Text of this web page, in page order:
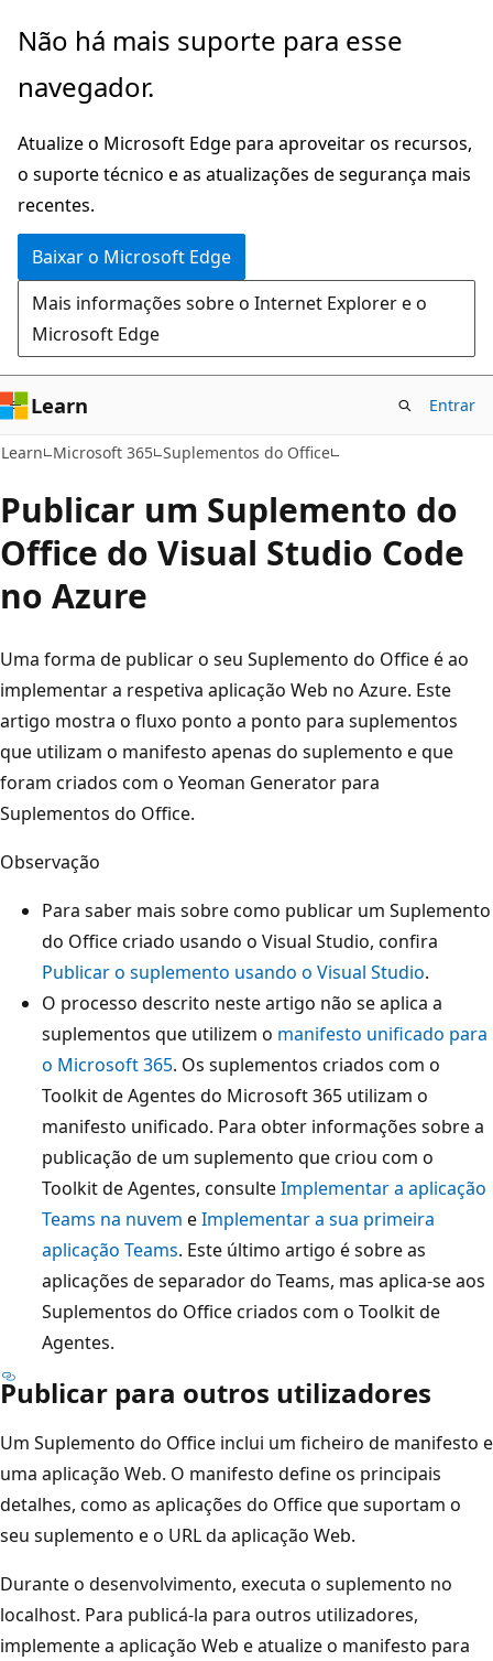
Pular
o
principal
Não há mais suporte para esse
navegador.
Atualize o Microsoft Edge para aproveitar os recursos,
o suporte técnico e as atualizações de segurança mais
recentes.
Baixar o Microsoft Edge
Mais informações sobre o Internet Explorer e o
Microsoft Edge
Learn Entrar
Learn Microsoft 365 Suplementos do Office
Publicar um Suplemento do
Office do Visual Studio Code
no Azure
Uma forma de publicar o seu Suplemento do Office é ao
implementar a respetiva aplicação Web no Azure. Este
artigo mostra o fluxo ponto a ponto para suplementos
que utilizam o manifesto apenas do suplemento e que
foram criados com o Yeoman Generator para
Suplementos do Office.
Observação
Para saber mais sobre como publicar um Suplemento
do Office criado usando o Visual Studio, confira
Publicar o suplemento usando o Visual Studio.
O processo descrito neste artigo não se aplica a
suplementos que utilizem o manifesto unificado para
o Microsoft 365. Os suplementos criados com o
Toolkit de Agentes do Microsoft 365 utilizam o
manifesto unificado. Para obter informações sobre a
publicação de um suplemento que criou com o
Toolkit de Agentes, consulteImplementar a aplicação
Teams na nuvem eImplementar a sua primeira
aplicação Teams. Este último artigo é sobre as
aplicações de separador do Teams, mas aplica-se aos
Suplementos do Office criados com o Toolkit de
Agentes.
Publicar para outros utilizadores
Um Suplemento do Office inclui um ficheiro de manifesto e
uma aplicação Web. O manifesto define os principais
detalhes, como as aplicações do Office que suportam o
seu suplemento e o URL da aplicação Web.
Durante o desenvolvimento, executa o suplemento no
localhost. Para publicá-la para outros utilizadores,
implemente a aplicação Web e atualize o manifesto para